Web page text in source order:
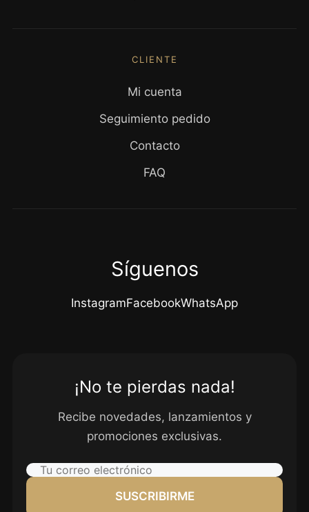
CLIENTE
Mi cuenta
Seguimiento pedido
Contacto
FAQ
Síguenos
InstagramFacebookWhatsApp
¡No te pierdas nada!
Recibe novedades, lanzamientos y
promociones exclusivas.
SUSCRIBIRME